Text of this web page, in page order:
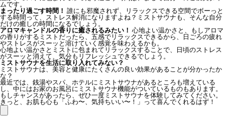
ムです。
まったり過ごす時間！ 誰にも邪魔されず、リラックスできる空間でボーっと
する時間って、ストレス解消になりますよね？ミストサウナも、そんな自分
だけの癒しの時間になるでしょう。
アロマキャンドルの香りに癒されるみたい！ 心地よい温かさと、もしアロマ
の香りがするミストだったら、五感でリラックスできるから、日ごろの疲れ
やストレスがスーッと溶けていく感覚を味わえるかも。
心地よい温かさとミストに包まれてリラックスすることで、日頃のストレス
がスーッと消えて、気分もリフレッシュできるでしょう。
ミストサウナを生活に取り入れてみない？
ミストサウナは、美容と健康にたくさんの良い効果があることが分かったか
な？
最近では、銭湯やスパ、ホテルにミストサウナがあるところも増えている
し、中にはお家のお風呂にミストサウナ機能がついているものもあります。
もしチャンスがあったら、ぜひ一度ミストサウナを体験してみてください。
きっと、お肌も心も「ふわ〜、気持ちいい〜！」って喜んでくれるはず！